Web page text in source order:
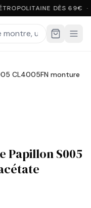
DÈS 69€
CL4005FN monture
Papillon S005